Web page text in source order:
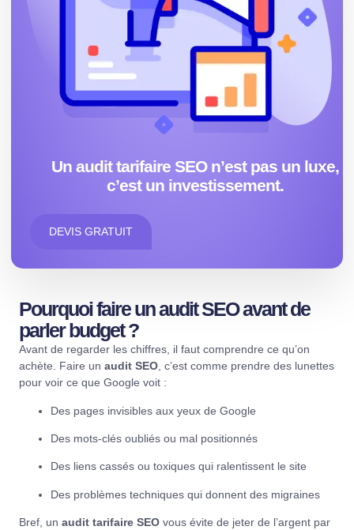
Un audit tarifaire SEO n’est pas un luxe,
c’est un investissement.
DEVIS GRATUIT
Pourquoi faire un audit SEO avant de
parler budget ?
Avant de regarder les chiffres, il faut comprendre ce qu’on
achète. Faire un audit SEO , c’est comme prendre des lunettes
pour voir ce que Google voit :
Des pages invisibles aux yeux de Google
Des mots-clés oubliés ou mal positionnés
Des liens cassés ou toxiques qui ralentissent le site
Des problèmes techniques qui donnent des migraines
Bref, un audit tarifaire SEO vous évite de jeter de l’argent par